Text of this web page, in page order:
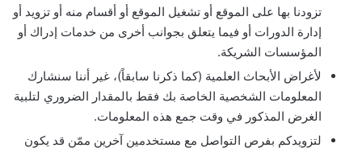
تزودنا بها على الموقع أو تشغيل الموقع أو أقسام منه أو تزويد أو
إدارة الدورات أو فيما يتعلق بجوانب أخرى من خدمات إدراك أو
المؤسسات الشريكة.
لأغراض الأبحاث العلمية (كما ذكرنا سابقاً)، غير أننا سنشارك
المعلومات الشخصية الخاصة بك فقط بالمقدار الضروري لتلبية
الغرض المذكور في وقت جمع هذه المعلومات.
لتزويدكم بفرص التواصل مع مستخدمين آخرين ممّن قد يكون